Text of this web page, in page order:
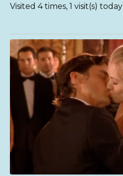
Visited 4 times, 1 visit(s) today